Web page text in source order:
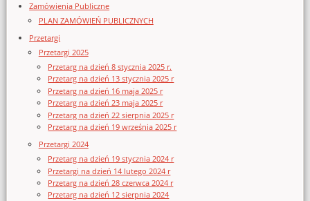
Zamówienia Publiczne
PLAN ZAMÓWIEŃ PUBLICZNYCH
Przetargi
Przetargi 2025
Przetarg na dzień 8 stycznia 2025 r.
Przetarg na dzień 13 stycznia 2025 r
Przetarg na dzień 16 maja 2025 r
Przetarg na dzień 23 maja 2025 r
Przetarg na dzień 22 sierpnia 2025 r
Przetarg na dzień 19 września 2025 r
Przetargi 2024
Przetarg na dzień 19 stycznia 2024 r
Przetargi na dzień 14 lutego 2024 r
Przetarg na dzień 28 czerwca 2024 r
Przetarg na dzień 12 sierpnia 2024